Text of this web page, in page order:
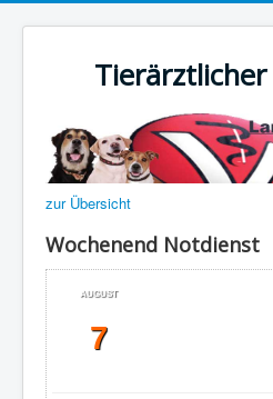
zur Übersicht
Wochenend Notdienst
AUGUST
7